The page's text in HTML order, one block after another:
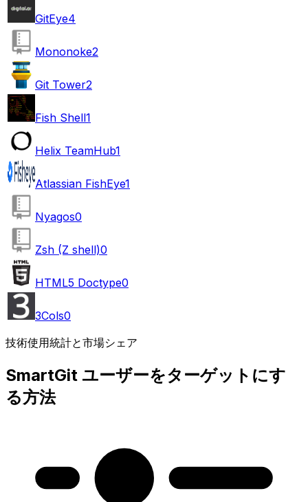
GitEye4
Mononoke2
Git Tower2
Fish Shell1
Helix TeamHub1
Atlassian FishEye1
Nyagos0
Zsh (Z shell)0
HTML5 Doctype0
3Cols0
技術使用統計と市場シェア
SmartGit ユーザーをターゲットにす
る方法